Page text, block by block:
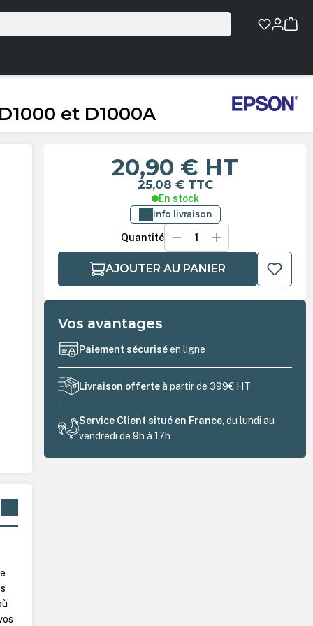
et D1000A
20,90 € HT
25,08 € TTC
En stock
Info livraison
Quantité
AJOUTER AU PANIER
Vos avantages
Paiement sécuriséen ligne
Livraison offerteà partir de 399€ HT
Service Client situé en France , du lundi au
vendredi de 9h à 17h